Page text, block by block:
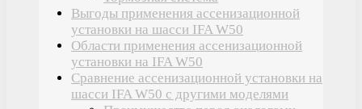
Выгоды применения ассенизационной
установки на шасси IFA W50
Области применения ассенизационной
установки на IFA W50
Сравнение ассенизационной установки на
шасси IFA W50 с другими моделями